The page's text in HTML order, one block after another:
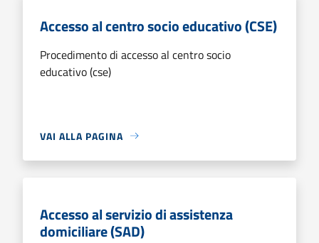
Accesso al centro socio educativo (CSE)
Procedimento di accesso al centro socio
educativo (cse)
VAI ALLA PAGINA
Accesso al servizio di assistenza
domiciliare (SAD)